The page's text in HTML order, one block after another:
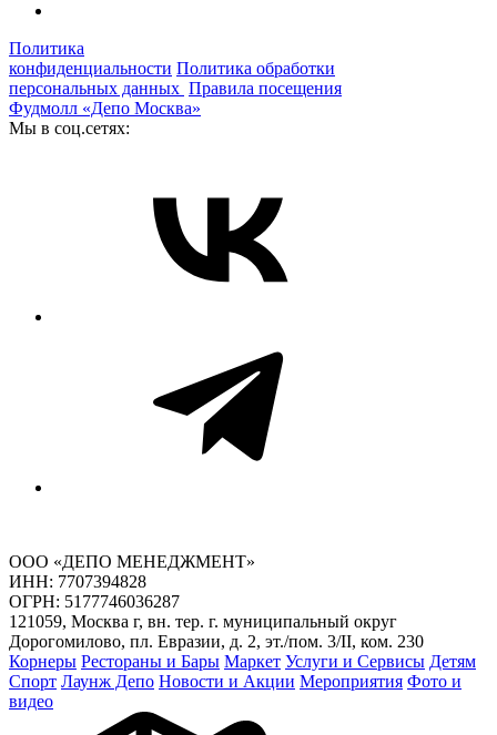
Политика
конфиденциальности Политика обработки
персональных данных Правила посещения
Фудмолл «Депо Москва»
Мы в соц.сетях:
ООО «ДЕПО МЕНЕДЖМЕНТ»
ИНН: 7707394828
ОГРН: 5177746036287
121059, Москва г, вн. тер. г. муниципальный округ
Дорогомилово, пл. Евразии, д. 2, эт./пом. 3/II, ком. 230
Корнеры Рестораны и Бары Маркет Услуги и Сервисы Детям
Спорт Лаунж Депо Новости и Акции Мероприятия Фото и
видео